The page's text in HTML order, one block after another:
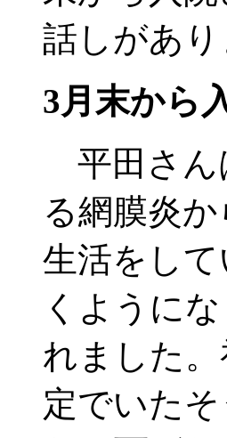
話しがあり
3月末から
平田さん
る網膜炎
生活をし
くように
れました
定でいた